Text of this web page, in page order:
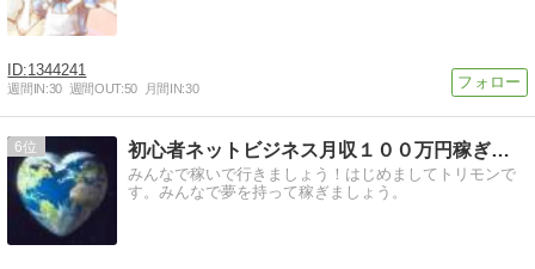
1344241
週間IN:30 週間OUT:50 月間IN:30
6 初心者ネットビジネス月収１００万円稼ぎ方とは
みんなで稼いで行きましょう！はじめましてトリモンで
す。みんなで夢を持って稼ぎましょう。